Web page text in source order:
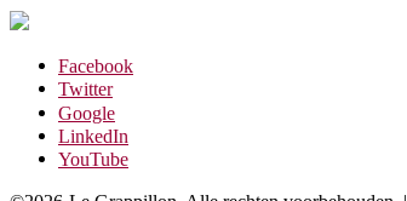
Facebook
Twitter
Google
LinkedIn
YouTube